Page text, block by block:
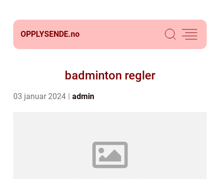
OPPLYSENDE.no
badminton regler
03 januar 2024 admin